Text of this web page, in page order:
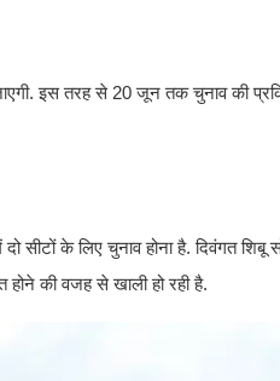
इस तरह से 20 जून तक चुनाव की
सीटों के लिए चुनाव होना है. दिवंगत शिबू
की वजह से खाली हो रही है.